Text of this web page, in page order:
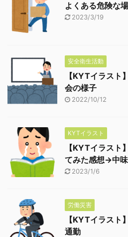
よくある危険な
2023/3/19
安全衛生活動
【KYTイラスト
会の様子
2022/10/12
KYTイラスト
【KYTイラスト
てみた感想→中
2023/1/6
労働災害
【KYTイラス
通勤